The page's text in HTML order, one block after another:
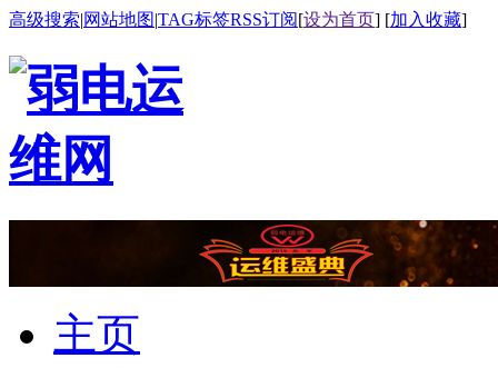
高级搜索|网站地图|TAG标签RSS订阅[设为首页] [加入收藏]
主页